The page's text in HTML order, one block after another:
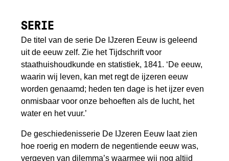
SERIE
De titel van de serie De IJzeren Eeuw is geleend
uit de eeuw zelf. Zie het Tijdschrift voor
staathuishoudkunde en statistiek, 1841. ‘De eeuw,
waarin wij leven, kan met regt de ijzeren eeuw
worden genaamd; heden ten dage is het ijzer even
onmisbaar voor onze behoeften als de lucht, het
water en het vuur.’
De geschiedenisserie De IJzeren Eeuw laat zien
hoe roerig en modern de negentiende eeuw was,
vergeven van dilemma’s waarmee wij nog altijd